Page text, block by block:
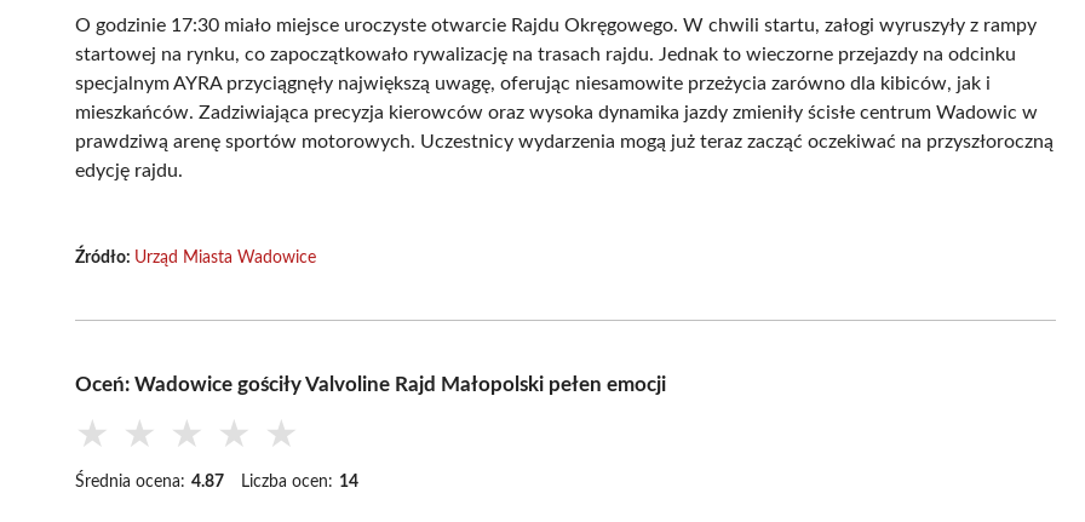
O godzinie 17:30 miało miejsce uroczyste otwarcie Rajdu Okręgowego. W chwili startu, załogi wyruszyły z rampy
startowej na rynku, co zapoczątkowało rywalizację na trasach rajdu. Jednak to wieczorne przejazdy na odcinku
specjalnym AYRA przyciągnęły największą uwagę, oferując niesamowite przeżycia zarówno dla kibiców, jak i
mieszkańców. Zadziwiająca precyzja kierowców oraz wysoka dynamika jazdy zmieniły ścisłe centrum Wadowic w
prawdziwą arenę sportów motorowych. Uczestnicy wydarzenia mogą już teraz zacząć oczekiwać na przyszłoroczną
edycję rajdu.
Źródło: Urząd Miasta Wadowice
Oceń: Wadowice gościły Valvoline Rajd Małopolski pełen emocji
★ ★ ★ ★ ★
Średnia ocena: 4.87 Liczba ocen: 14